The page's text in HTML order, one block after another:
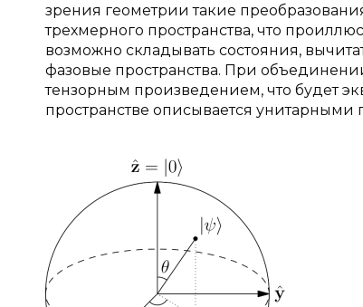
зрения геометрии такие
трехмерного пространства, что
возможно складывать состояния,
фазовые пространства. При
тензорным произведением, что будет
пространстве описывается унитарными